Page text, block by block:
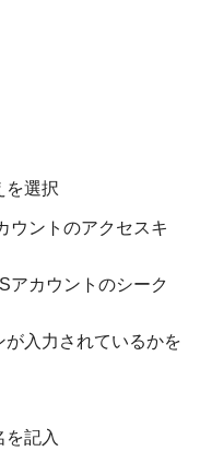
を選択
ウントのアクセスキ
アカウントのシーク
が入力されているかを
を記入